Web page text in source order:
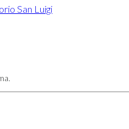
San Luigi